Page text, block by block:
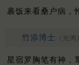
裹饭来看桑户病，
竹添博士 （光鸿
星宿罗胸笔有神，